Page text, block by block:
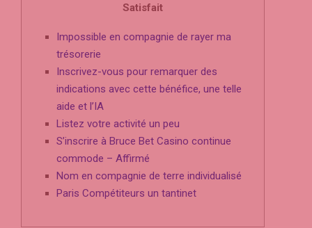
Satisfait
Impossible en compagnie de rayer ma
trésorerie
Inscrivez-vous pour remarquer des
indications avec cette bénéfice, une telle
aide et l’IA
Listez votre activité un peu
S’inscrire à Bruce Bet Casino continue
commode – Affirmé
Nom en compagnie de terre individualisé
Paris Compétiteurs un tantinet